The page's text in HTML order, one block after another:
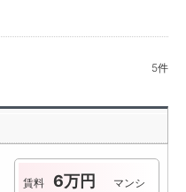
5件
賃料 6万円
マンシ